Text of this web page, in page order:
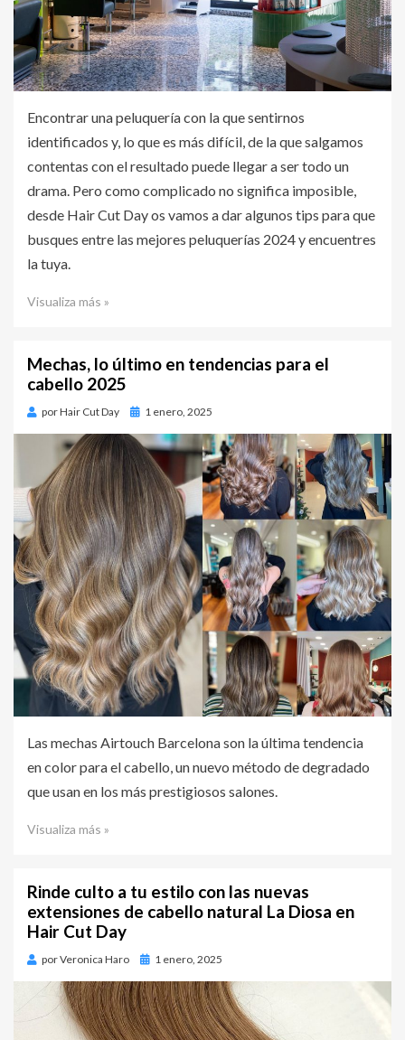
Encontrar una peluquería con la que sentirnos
identificados y, lo que es más difícil, de la que salgamos
contentas con el resultado puede llegar a ser todo un
drama. Pero como complicado no significa imposible,
desde Hair Cut Day os vamos a dar algunos tips para que
busques entre las mejores peluquerías 2024 y encuentres
la tuya.
Visualiza más »
Mechas, lo último en tendencias para el
cabello 2025
porHair Cut Day
Publicado
1 enero, 2025
Las mechas Airtouch Barcelona son la última tendencia
en color para el cabello, un nuevo método de degradado
que usan en los más prestigiosos salones.
Visualiza más »
Rinde culto a tu estilo con las nuevas
extensiones de cabello natural La Diosa en
Hair Cut Day
porVeronica Haro
Publicado
1 enero, 2025